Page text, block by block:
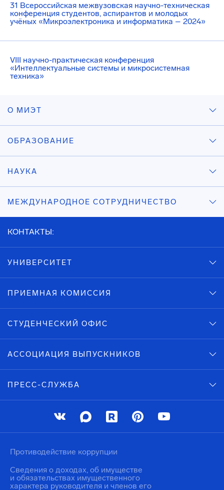
31 Всероссийская межвузовская научно-техническая
конференция студентов, аспирантов и молодых
учёных «Микроэлектроника и информатика – 2024»
VIII научно-практическая конференция
«Интеллектуальные системы и микросистемная
техника»
О МИЭТ
ОБРАЗОВАНИЕ
НАУКА
МЕЖДУНАРОДНОЕ СОТРУДНИЧЕСТВО
КОНТАКТЫ:
УНИВЕРСИТЕТ
ПРИЕМНАЯ КОМИССИЯ
СТУДЕНЧЕСКИЙ ОФИС
АССОЦИАЦИЯ ВЫПУСКНИКОВ
ПРЕСС-СЛУЖБА
Противодействие коррупции
Сведения о доходах, об имуществе
и обязательствах имущественного
характера руководителя и членов его